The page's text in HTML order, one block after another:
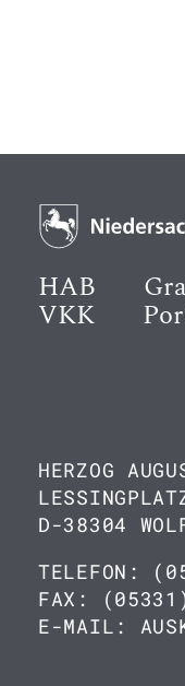
HAB
VKK
HERZOG
D-38304
TELEFON:
FAX:
E-MAIL: